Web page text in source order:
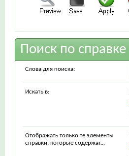
Поиск по справке
Слова для поиска:
Искать в:
Отображать только те элементы
справки, которые содержат...